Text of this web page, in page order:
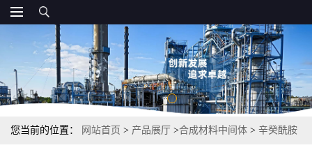
您当前的位置： 网站首页 > 产品展厅 >合成材料中间体 > 辛癸酰胺